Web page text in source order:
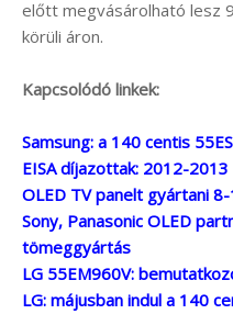
előtt megvásárolható lesz
körüli áron.
Kapcsolódó linkek:
Samsung: a 140 centis
EISA díjazottak: 2012-2013
OLED TV panelt gyártani
Sony, Panasonic OLED
tömeggyártás
LG 55EM960V:
LG: májusban indul a 140